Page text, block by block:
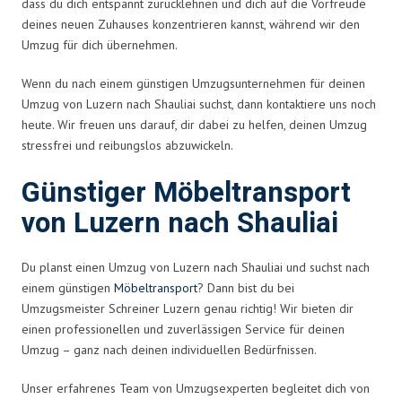
dass du dich entspannt zurücklehnen und dich auf die Vorfreude
deines neuen Zuhauses konzentrieren kannst, während wir den
Umzug für dich übernehmen.
Wenn du nach einem günstigen Umzugsunternehmen für deinen
Umzug von Luzern nach Shauliai suchst, dann kontaktiere uns noch
heute. Wir freuen uns darauf, dir dabei zu helfen, deinen Umzug
stressfrei und reibungslos abzuwickeln.
Günstiger Möbeltransport
von Luzern nach Shauliai
Du planst einen Umzug von Luzern nach Shauliai und suchst nach
einem günstigen Möbeltransport? Dann bist du bei
Umzugsmeister Schreiner Luzern genau richtig! Wir bieten dir
einen professionellen und zuverlässigen Service für deinen
Umzug – ganz nach deinen individuellen Bedürfnissen.
Unser erfahrenes Team von Umzugsexperten begleitet dich von